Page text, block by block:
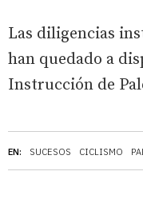
EN: SUCESOS CICLISMO
Las diligencias
han quedado a
Instrucción de